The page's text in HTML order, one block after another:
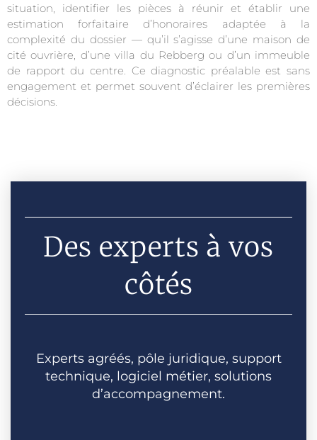
situation, identifier les pièces à réunir et établir une
estimation forfaitaire d’honoraires adaptée à la
complexité du dossier — qu’il s’agisse d’une maison de
cité ouvrière, d’une villa du Rebberg ou d’un immeuble
de rapport du centre. Ce diagnostic préalable est sans
engagement et permet souvent d’éclairer les premières
décisions.
Des experts à vos
côtés
Experts agréés, pôle juridique, support
technique, logiciel métier, solutions
d’accompagnement.